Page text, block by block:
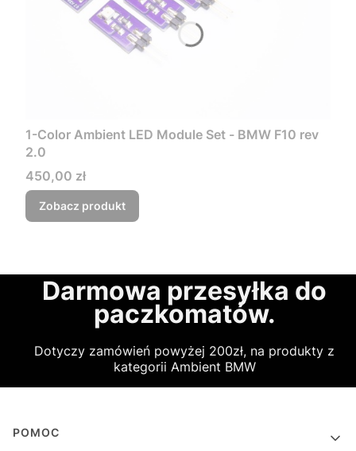
1-Color Ambient LED Module Set - BMW F10 rev
2.0
Cena
450,00 zł
Zobacz produkt
Darmowa przesyłka do
paczkomatów.
Dotyczy zamówień powyżej 200zł, na produkty z
kategorii Ambient BMW
Linki w stopce
POMOC